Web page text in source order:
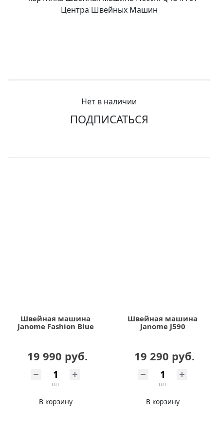
Нет в наличии
ПОДПИСАТЬСЯ
Швейная машина
Janome Fashion Blue
19 990 руб.
шт
В корзину
Швейная машина
Janome J590
19 290 руб.
шт
В корзину